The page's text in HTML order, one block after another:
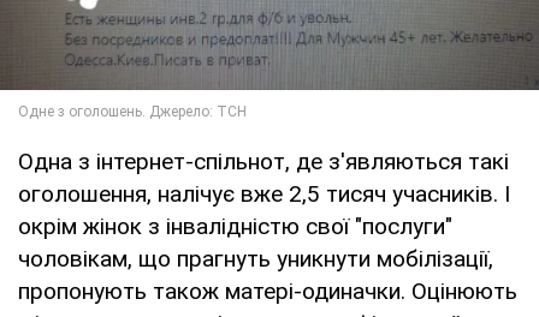
Одна з інтернет-спільнот, де з'являються такі
оголошення, налічує вже 2,5 тисяч учасників. І
окрім жінок з інвалідністю свої "послуги"
чоловікам, що прагнуть уникнути мобілізації,
пропонують також матері-одиначки. Оцінюють